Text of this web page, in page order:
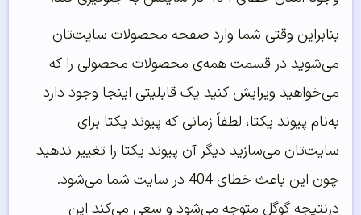
بنابراین وقتی شما وارد صفحه محصولات سایت‌تان
می‌شوید در قسمت همه‌ی محصولات محصولی را که
می‌خواهید ویرایش کنید یک قابلیتی اینجا وجود دارد
به‌نام پیوند یکتا، لطفاً زمانی که پیوند یکتا برای
سایت‌تان می‌سازید دیگر آن پیوند یکتا را تغییر ندهید
چون این باعث خطای 404 در سایت شما می‌شود.
درنتیجه گوگل متوجه می‌شود و سعی می‌کند این